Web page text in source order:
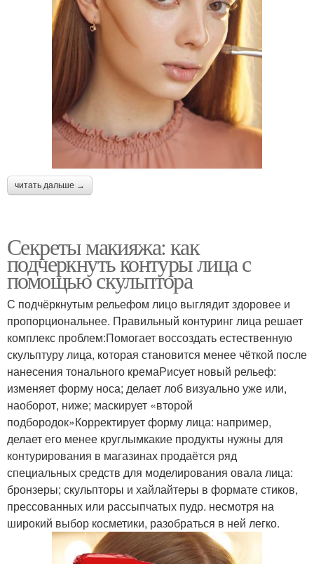
читать дальше →
Секреты макияжа: как
подчеркнуть контуры лица с
помощью скульптора
С подчёркнутым рельефом лицо выглядит здоровее и
пропорциональнее. Правильный контуринг лица решает
комплекс проблем:Помогает воссоздать естественную
скульптуру лица, которая становится менее чёткой после
нанесения тонального кремаРисует новый рельеф:
изменяет форму носа; делает лоб визуально уже или,
наоборот, ниже; маскирует «второй
подбородок»Корректирует форму лица: например,
делает его менее круглымкакие продукты нужны для
контурирования в магазинах продаётся ряд
специальных средств для моделирования овала лица:
бронзеры; скульпторы и хайлайтеры в формате стиков,
прессованных или рассыпчатых пудр. несмотря на
широкий выбор косметики, разобраться в ней легко.